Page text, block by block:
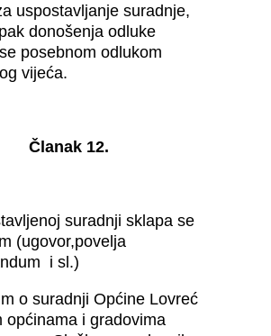
uspostavljanje suradnje,
donošenja odluke
posebnom odlukom
vijeća.
Članak 12.
suradnji sklapa se
(ugovor,povelja
i sl.)
o suradnji Općine Lovreć
općinama i gradovima